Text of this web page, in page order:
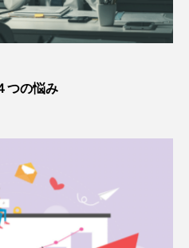
つの悩み